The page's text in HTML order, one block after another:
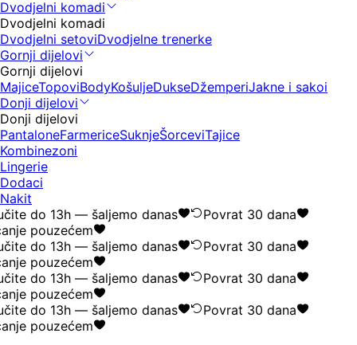
Dvodjelni komadi
Dvodjelni komadi
Dvodjelni setoviDvodjelne trenerke
Gornji dijelovi
Gornji dijelovi
MajiceTopoviBodyKošuljeDukseDžemperiJakne i sakoi
Donji dijelovi
Donji dijelovi
PantaloneFarmericeSuknjeŠorceviTajice
Kombinezoni
Lingerie
Dodaci
Nakit
do 13h — šaljemo danas
Povrat 30 dana
pouzećem
do 13h — šaljemo danas
Povrat 30 dana
pouzećem
do 13h — šaljemo danas
Povrat 30 dana
pouzećem
do 13h — šaljemo danas
Povrat 30 dana
pouzećem